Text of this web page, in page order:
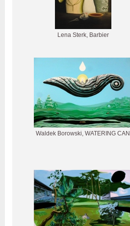
Lena Sterk, Barbier
Waldek Borowski, WATERING CAN